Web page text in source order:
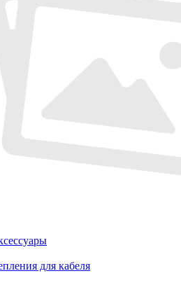
для кабеля